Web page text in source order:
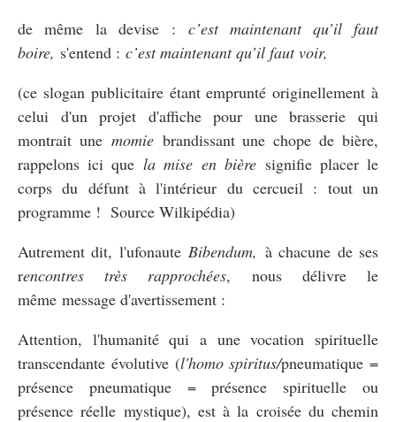
de même la devise : c’est maintenant qu’il faut
boire, s'entend : c’est maintenant qu’il faut voir,
(ce slogan publicitaire étant emprunté originellement à
celui d'un projet d'affiche pour une brasserie qui
montrait une momiebrandissant une chope de bière,
rappelons ici quela mise en bièresignifie placer le
corps du défunt à l'intérieur du cercueil : tout un
programme ! Source Wilkipédia)
Autrement dit, l'ufonaute Bibendum, à chacune de ses
rencontres très rapprochées, nous délivre le
même message d'avertissement :
Attention, l'humanité qui a une vocation spirituelle
transcendante évolutive (l'homo spiritus/pneumatique =
présence pneumatique = présence spirituelle ou
présence réelle mystique), est à la croisée du chemin